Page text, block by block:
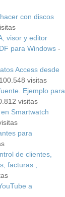
con discos
visor y editor
para Windows-
Access desde
visitas
Ejemplo para
visitas
Smartwatch
para
de clientes,
facturas ,
a